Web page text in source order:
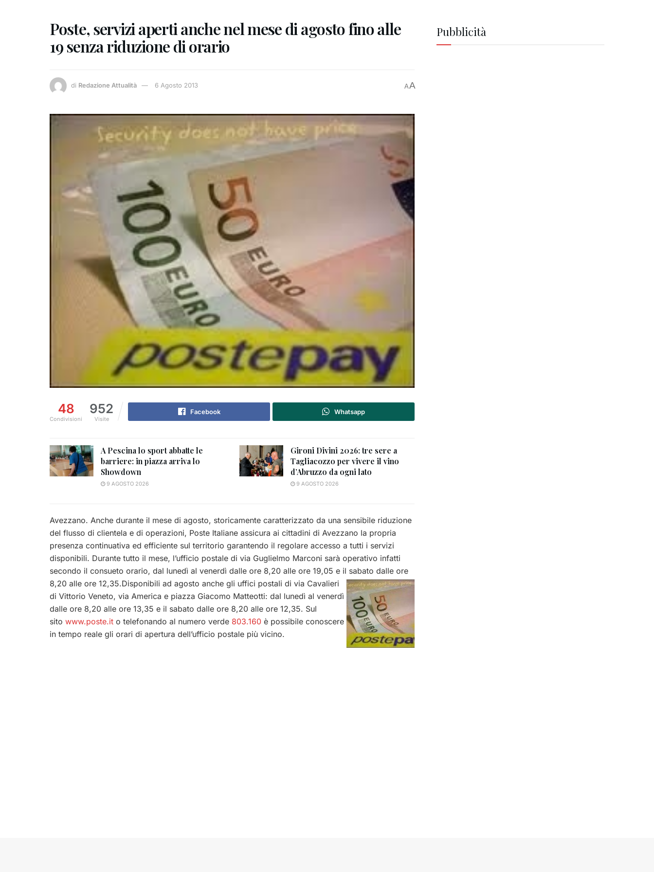
Poste, servizi aperti anche nel mese di agosto fino alle
19 senza riduzione di orario
di Redazione Attualità 6 Agosto 2013 AA
48
Condivisioni
952
Visite
Facebook Whatsapp
A Pescina lo sport abbatte le
barriere: in piazza arriva lo
Showdown
9 AGOSTO 2026
Gironi Divini 2026: tre sere a
Tagliacozzo per vivere il vino
d’Abruzzo da ogni lato
9 AGOSTO 2026
Avezzano. Anche durante il mese di agosto, storicamente caratterizzato da una sensibile riduzione
del flusso di clientela e di operazioni, Poste Italiane assicura ai cittadini di Avezzano la propria
presenza continuativa ed efficiente sul territorio garantendo il regolare accesso a tutti i servizi
disponibili. Durante tutto il mese, l’ufficio postale di via Guglielmo Marconi sarà operativo infatti
secondo il consueto orario, dal lunedì al venerdì dalle ore 8,20 alle ore 19,05 e il sabato dalle ore
8,20 alle ore 12,35.Disponibili ad agosto anche gli uffici postali di via Cavalieri
di Vittorio Veneto, via America e piazza Giacomo Matteotti: dal lunedì al venerdì
dalle ore 8,20 alle ore 13,35 e il sabato dalle ore 8,20 alle ore 12,35. Sul
sito www.poste.it o telefonando al numero verde 803.160 è possibile conoscere
in tempo reale gli orari di apertura dell’ufficio postale più vicino.
Pubblicità